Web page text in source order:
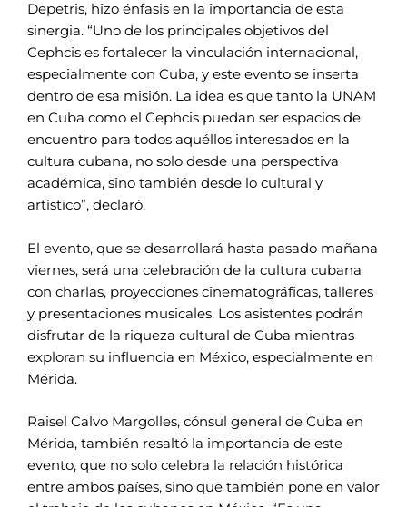
Depetris, hizo énfasis en la importancia de esta
sinergia. “Uno de los principales objetivos del
Cephcis es fortalecer la vinculación internacional,
especialmente con Cuba, y este evento se inserta
dentro de esa misión. La idea es que tanto la UNAM
en Cuba como el Cephcis puedan ser espacios de
encuentro para todos aquéllos interesados en la
cultura cubana, no solo desde una perspectiva
académica, sino también desde lo cultural y
artístico”, declaró.
El evento, que se desarrollará hasta pasado mañana
viernes, será una celebración de la cultura cubana
con charlas, proyecciones cinematográficas, talleres
y presentaciones musicales. Los asistentes podrán
disfrutar de la riqueza cultural de Cuba mientras
exploran su influencia en México, especialmente en
Mérida.
Raisel Calvo Margolles, cónsul general de Cuba en
Mérida, también resaltó la importancia de este
evento, que no solo celebra la relación histórica
entre ambos países, sino que también pone en valor